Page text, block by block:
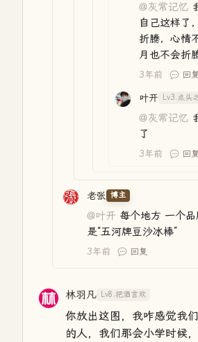
@灰常记忆
自己这样了
折腾，心情
月也不会折
3年前 回复
叶开 Lv3.点头
@灰常记忆
了
3年前 回复
老张 博主
@叶开 每个地方 一个
是“五河牌豆沙冰棒”
3年前 回复
林羽凡 Lv8.把酒言欢
你放出这图，我咋感觉我
的人，我们那会小学时候